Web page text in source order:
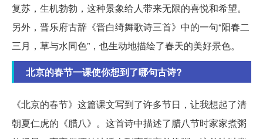
复苏，生机勃勃，这种景象给人带来无限的喜悦和希望。
另外，晋乐府古辞《晋白绮舞歌诗三首》中的一句“阳春二
三月，草与水同色”，也生动地描绘了春天的美好景色。
北京的春节一课使你想到了哪句古诗?
《北京的春节》这篇课文写到了许多节日，让我想起了清
朝夏仁虎的《腊八》。这首诗中描述了腊八节时家家煮粥